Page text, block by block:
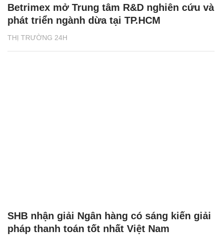
THỊ TRƯỜNG 24H
Betrimex mở Trung tâm R&D nghiên cứu và
phát triển ngành dừa tại TP.HCM
SHB nhận giải Ngân hàng có sáng kiến giải
pháp thanh toán tốt nhất Việt Nam